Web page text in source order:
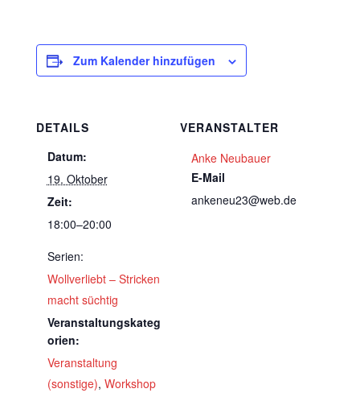
Zum Kalender hinzufügen
DETAILS
Datum:
19. Oktober
Zeit:
18:00–20:00
Serien:
Wollverliebt – Stricken
macht süchtig
Veranstaltungskateg
orien:
Veranstaltung
(sonstige), Workshop
VERANSTALTER
Anke Neubauer
E-Mail
ankeneu23@web.de